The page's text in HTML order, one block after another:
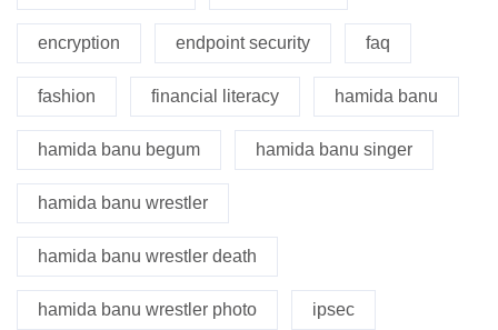
encryption endpoint security faq
fashion financial literacy hamida banu
hamida banu begum hamida banu singer
hamida banu wrestler
hamida banu wrestler death
hamida banu wrestler photo ipsec